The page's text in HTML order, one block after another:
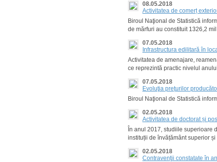
08.05.2018
Activitatea de comerț
Biroul Naţional de Statistică
de mărfuri au constituit 1326,2
07.05.2018
Infrastructura edilitară în
Activitatea de amenajare,
ce reprezintă practic nivelul
07.05.2018
Evoluţia preţurilor
Biroul Naţional de Statistică
02.05.2018
Activitatea de doctorat și
În anul 2017, studiile superioare
instituții de învățământ superior
02.05.2018
Contravenţii constatate în